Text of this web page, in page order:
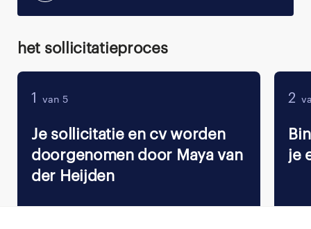
Het sollicitatieproces
1 van 5
Je sollicitatie en cv worden
doorgenomen door Maya van
der Heijden
2
je